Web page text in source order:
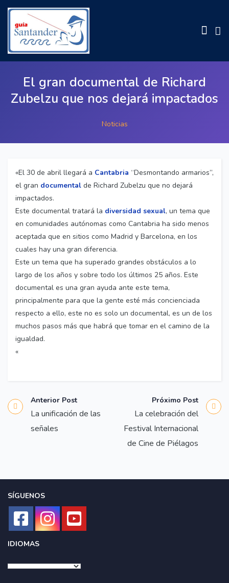
El gran documental de Richard
Zubelzu que nos dejará impactados
Noticias
«El 30 de abril llegará a Cantabria “Desmontando armarios”,
el gran documental de Richard Zubelzu que no dejará
impactados.
Este documental tratará la diversidad sexual, un tema que
en comunidades autónomas como Cantabria ha sido menos
aceptada que en sitios como Madrid y Barcelona, en los
cuales hay una gran diferencia.
Este un tema que ha superado grandes obstáculos a lo
largo de los años y sobre todo los últimos 25 años. Este
documental es una gran ayuda ante este tema,
principalmente para que la gente esté más concienciada
respecto a ello, este no es solo un documental, es un de los
muchos pasos más que habrá que tomar en el camino de la
igualdad.
«
Anterior Post
La unificación de las
señales
Próximo Post
La celebración del
Festival Internacional
de Cine de Piélagos
SÍGUENOS
IDIOMAS